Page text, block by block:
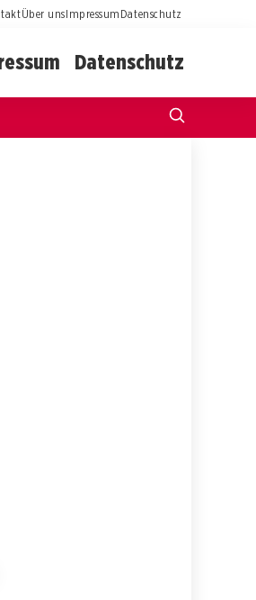
Über unsImpressumDatenschutz
Datenschutz